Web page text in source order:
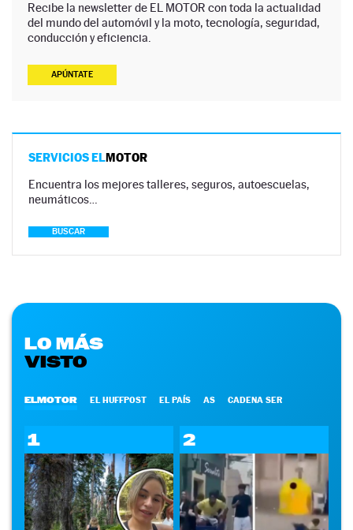
Recibe la newsletter de EL MOTOR con toda la actualidad
del mundo del automóvil y la moto, tecnología, seguridad,
conducción y eficiencia.
APÚNTATE
SERVICIOS ELMOTOR
Encuentra los mejores talleres, seguros, autoescuelas,
neumáticos…
BUSCAR
LO MÁS
VISTO
ELMOTOR EL HUFFPOST EL PAÍS AS CADENA SER
1 2